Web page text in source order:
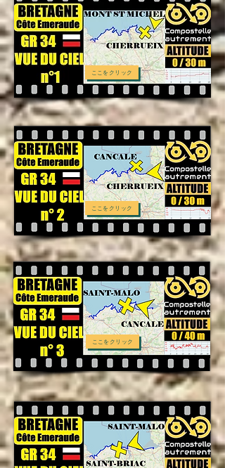
ここをクリック
ここをクリック
ここをクリック